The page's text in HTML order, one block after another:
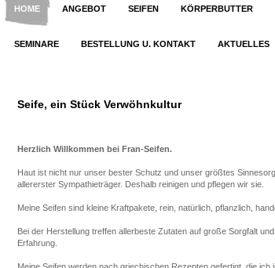
HOME ANGEBOT SEIFEN KÖRPERBUTTER
SEMINARE BESTELLUNG U. KONTAKT AKTUELLES
Seife, ein Stück Verwöhnkultur
Herzlich Willkommen bei Fran-Seifen.
Haut ist nicht nur unser bester Schutz und unser größtes
allererster Sympathieträger. Deshalb reinigen und pflegen wir sie.
Meine Seifen sind kleine Kraftpakete, rein, natürlich, pflanzlich,
Bei der Herstellung treffen allerbeste Zutaten auf große Sorgfalt
Erfahrung.